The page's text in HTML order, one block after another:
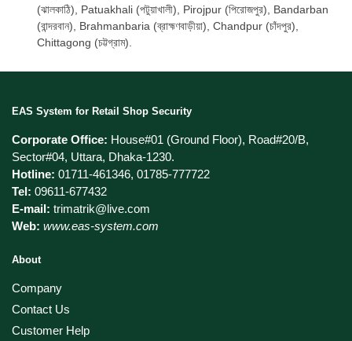
(ঝালকাঠি), Patuakhali (পটুয়াখালী), Pirojpur (পিরোজপুর), Bandarban
(বান্দরবান), Brahmanbaria (ব্রাহ্মণবাড়ীয়া), Chandpur (চাঁদপুর),
Chittagong (চট্টগ্রাম).
EAS System for Retail Shop Security
Corporate Office: House#01 (Ground Floor), Road#20/B,
Sector#04, Uttara, Dhaka-1230.
Hotline: 01711-461346, 01785-777722
Tel: 09611-677432
E-mail: trimatrik@live.com
Web: www.eas-system.com
About
Company
Contact Us
Customer Help